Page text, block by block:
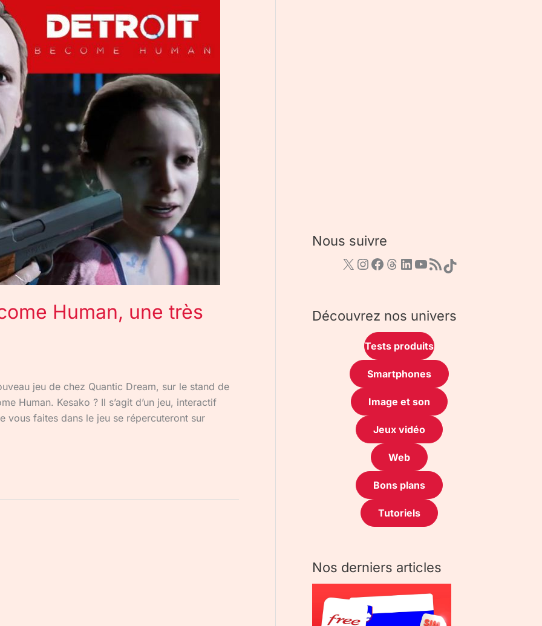
Human, une très
jeu de chez Quantic Dream, sur le stand de
Human. Kesako ? Il s’agit d’un jeu, interactif
vous faites dans le jeu se répercuteront sur
Nous suivre
Découvrez nos univers
Tests produits
Smartphones
Image et son
Jeux vidéo
Web
Bons plans
Tutoriels
Nos derniers articles